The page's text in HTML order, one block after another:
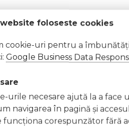
de contact, clătiți imediat
Nu aplicați lacul pe
accidentală,
foloseste cookies
cookie-uri pentru a
Google Business Data
urile necesare ajută la a face
navigarea în pagină şi
funcţiona corespunzător fără